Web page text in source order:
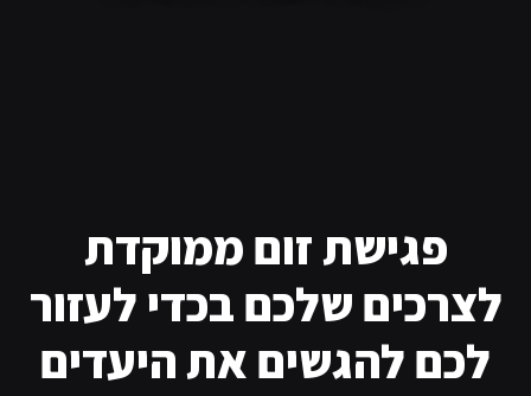
פגישת זום ממוקדת
לצרכים שלכם בכדי לעזור
לכם להגשים את היעדים